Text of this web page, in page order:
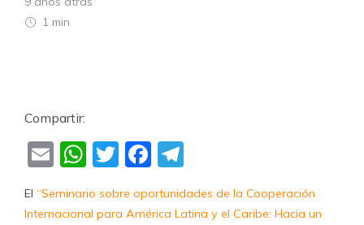
1 min
Compartir:
EmailWhatsApp
TwitterFacebook
El “Seminario sobre oportunidades de la Cooperación
Internacional para América Latina y el Caribe: Hacia un